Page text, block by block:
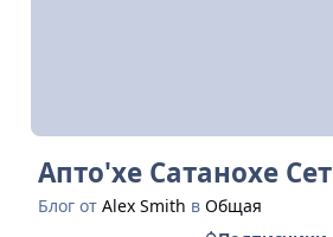
Апто'хе Сатанохе Сет
Блог отАlex Smith вОбщая